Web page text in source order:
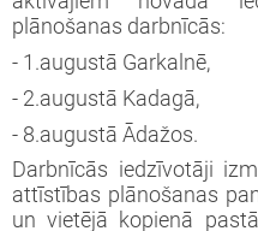
plānošanas darbnīcās:
- 1.augustā Garkalnē,
- 2.augustā Kadagā,
- 8.augustā Ādažos.
Darbnīcās iedzīvotāji
attīstības plānošanas
un vietējā kopienā
un rekvizīti
projekti
semināri
“LEADER pieejas
(ELFLA)”
“LEADER pieejas
(EZF)”
projekti
iesniegumu veidlapas
apstiprinātie projekti